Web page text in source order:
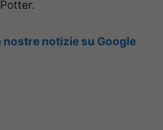
nostre notizie su Google